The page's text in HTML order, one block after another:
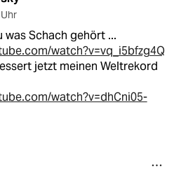
was Schach gehört ...
watch?v=vq_i5bfzg4Q
jetzt meinen Weltrekord
watch?v=dhCni05-